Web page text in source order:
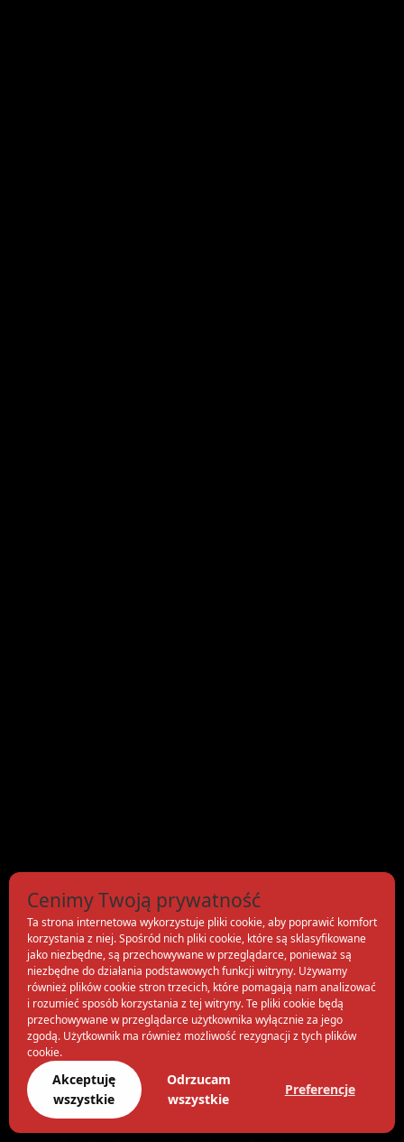
Cenimy Twoją prywatność
Ta strona internetowa wykorzystuje pliki cookie, aby poprawić komfort
korzystania z niej. Spośród nich pliki cookie, które są sklasyfikowane
jako niezbędne, są przechowywane w przeglądarce, ponieważ są
niezbędne do działania podstawowych funkcji witryny. Używamy
również plików cookie stron trzecich, które pomagają nam analizować
i rozumieć sposób korzystania z tej witryny. Te pliki cookie będą
przechowywane w przeglądarce użytkownika wyłącznie za jego
zgodą. Użytkownik ma również możliwość rezygnacji z tych plików
cookie.
Akceptuję
wszystkie
Odrzucam
wszystkie
Preferencje